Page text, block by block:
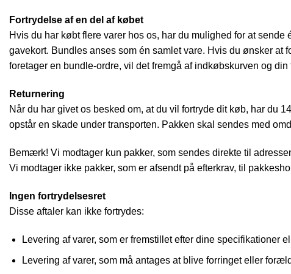
Fortrydelse af en del af købet
Hvis du har købt flere varer hos os, har du mulighed for at
gavekort. Bundles anses som én samlet vare. Hvis du ønsker at
foretager en bundle-ordre, vil det fremgå af indkøbskurven og
Returnering
Når du har givet os besked om, at du vil fortryde dit køb, har du
opstår en skade under transporten. Pakken skal sendes med
Bemærk! Vi modtager kun pakker, som sendes direkte til
Vi modtager ikke pakker, som er afsendt på efterkrav, til
Ingen fortrydelsesret
Disse aftaler kan ikke fortrydes:
Levering af varer, som er fremstillet efter dine specifikationer
Levering af varer, som må antages at blive forringet eller